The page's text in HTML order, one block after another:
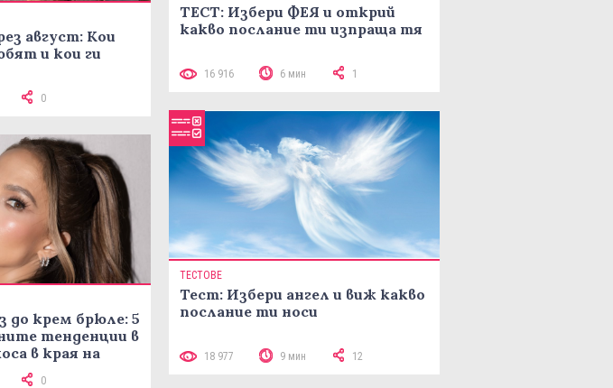
август: Кои
и кои ги
0
до крем брюле: 5
тенденции в
в края на
0
ТЕСТ: Избери ФЕЯ и открий
какво послание ти изпраща тя
16 916 6 мин 1
ТЕСТОВЕ
Тест: Избери ангел и виж какво
послание ти носи
18 977 9 мин 12